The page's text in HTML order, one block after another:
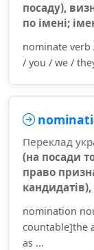
посаду),
по імені;
nominate verb
/ you / we /
Переклад
(на посади
право
nomination
countable]the
as ...